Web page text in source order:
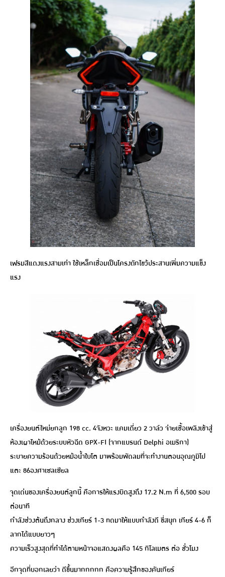
เฟรมสีแดงแรงสามเท่า ใช้เหล็กเชื่อมเป็นโครงถักไขว้ประสานเพิ่มความแข็ง
แรง
เครื่องยนต์ใหม่ยกลูก 198 cc. 4จังหวะ แคมเดี่ยว 2 วาล์ว จ่ายเชื้อเพลิงเข้าสู่
ห้องเผาไหม้ด้วยระบบหัวฉีด GPX-FI (จากแบรนด์ Delphi อเมริกา)
ระบายความร้อนด้วยหม้อน้ำใบโต มาพร้อมพัดลมที่จะทำงานตอนอุณภูมิไป
แตะ 86องศาเซลเซียล
จุดเด่นของเครื่องยนต์ลูกนี้ คือการให้แรงบิดสูงถึง 17.2 N.m ที่ 6,500 รอบ
ต่อนาที
กำลังช่วงต้นถึงกลาง ช่วงเกียร์ 1-3 ทดมาให้แบบกำลังดี ขี่สนุก เกียร์ 4-6 ก็
ลากได้แบบยาวๆ
ความเร็วสูงสุดที่ทำได้ตามหน้าจอแสดงผลคือ 145 กิโลเมตร ต่อ ชั่วโมง
อีกจุดที่บอกเลยว่า ดีขึ้นมากกกกก คือความรู้สึกของคันเกียร์